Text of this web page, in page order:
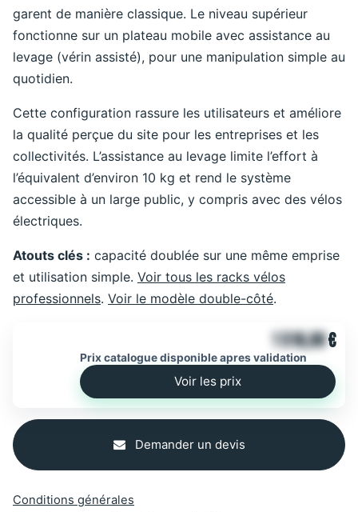
garent de manière classique. Le niveau supérieur
fonctionne sur un plateau mobile avec assistance au
levage (vérin assisté), pour une manipulation simple au
quotidien.
Cette configuration rassure les utilisateurs et améliore
la qualité perçue du site pour les entreprises et les
collectivités. L’assistance au levage limite l’effort à
l’équivalent d’environ 10 kg et rend le système
accessible à un large public, y compris avec des vélos
électriques.
Atouts clés : capacité doublée sur une même emprise
et utilisation simple. Voir tous les racks vélos
professionnels. Voir le modèle double-côté.
1 516,00€
Prix catalogue disponible apres validation
Voir les prix
Demander un devis
Conditions générales